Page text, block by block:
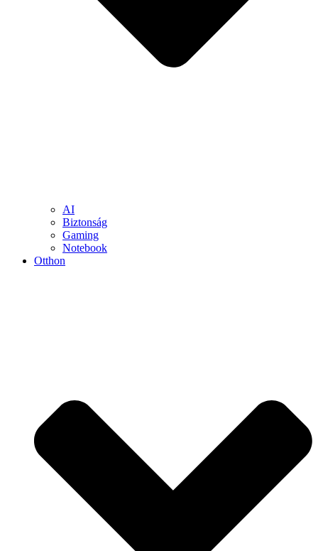
AI
Biztonság
Gaming
Notebook
Otthon